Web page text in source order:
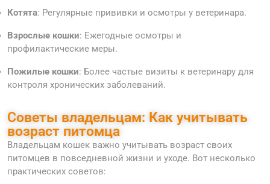
Котята: Регулярные прививки и осмотры у ветеринара.
Взрослые кошки: Ежегодные осмотры и
профилактические меры.
Пожилые кошки: Более частые визиты к ветеринару для
контроля хронических заболеваний.
Советы владельцам: Как учитывать
возраст питомца
Владельцам кошек важно учитывать возраст своих
питомцев в повседневной жизни и уходе. Вот несколько
практических советов: